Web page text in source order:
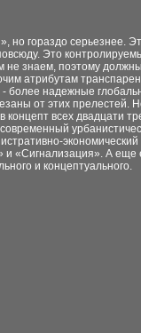
но гораздо серьезнее.
Это
не знаем, поэтому
атрибутам
надежные
от этих прелестей.
концепт всех двадцати
«Сигнализация». А еще
и концептуального.